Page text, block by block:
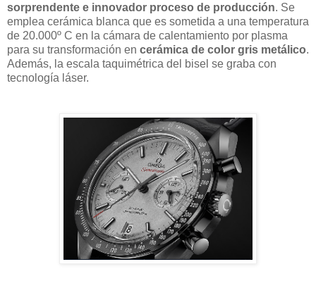
sorprendente e innovador proceso de producción. Se
emplea cerámica blanca que es sometida a una temperatura
de 20.000º C en la cámara de calentamiento por plasma
para su transformación en cerámica de color gris metálico.
Además, la escala taquimétrica del bisel se graba con
tecnología láser.